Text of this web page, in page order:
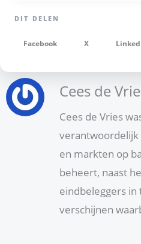
Facebook X
Cees de
Cees de Vries
verantwoordelijk
en markten op
beheert, naast
eindbeleggers
verschijnen